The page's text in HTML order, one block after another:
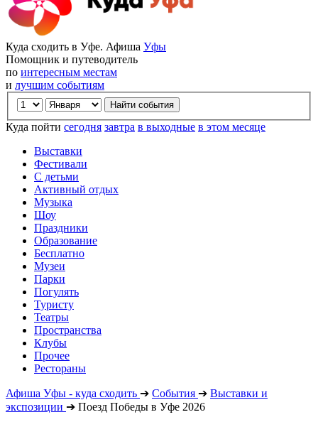
Куда сходить в Уфе. Афиша Уфы
Помощник и путеводитель
по интересным местам
и лучшим событиям
Куда пойти сегодня завтра в выходные в этом месяце
Выставки
Фестивали
С детьми
Активный отдых
Музыка
Шоу
Праздники
Образование
Бесплатно
Музеи
Парки
Погулять
Туристу
Театры
Пространства
Клубы
Прочее
Рестораны
Афиша Уфы - куда сходить ➔ События ➔ Выставки и
экспозиции ➔ Поезд Победы в Уфе 2026